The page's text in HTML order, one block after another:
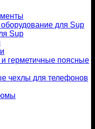
для Sup
Sup
герметичные поясные
чехлы для телефонов